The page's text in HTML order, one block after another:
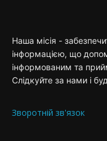
Наша місія -
інформацією, що
інформованим та
Слідкуйте за нами і
Зворотній зв'язок